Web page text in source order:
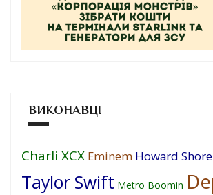
ВИКОНАВЦІ
Charli XCX Eminem Howard Shore
Taylor Swift Metro Boomin